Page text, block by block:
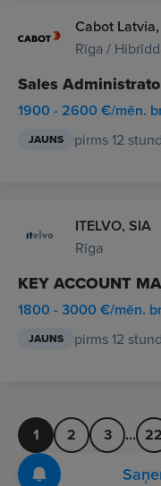
Cabot
Rīga /
Sales
1900 - 2600 €/mēn.
JAUNS pirms 12
ITELVO, SIA
Rīga
KEY ACCOUNT
1800 - 3000 €/mēn.
JAUNS pirms 12
1 2 3 ... 22